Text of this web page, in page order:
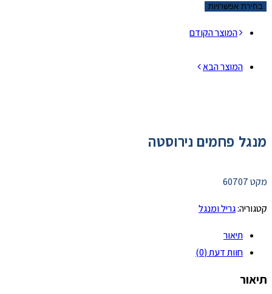
בחירת אפשרויות
המוצר הקודם
המוצר הבא
מנגל פחמים נירוסטה
מקט 60707
קטגוריה:גריל ומנגל
תיאור
חוות דעת (0)
תיאור